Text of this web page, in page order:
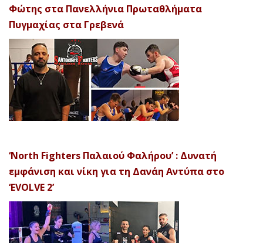
Φώτης στα Πανελλήνια Πρωταθλήματα
Πυγμαχίας στα Γρεβενά
‘North Fighters Παλαιού Φαλήρου’ : Δυνατή
εμφάνιση και νίκη για τη Δανάη Αντύπα στο
‘EVOLVE 2’